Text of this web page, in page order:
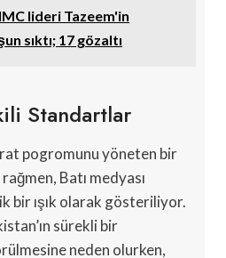
IMC lideri Tazeem'in
sıktı; 17 gözaltı
Standartlar
pogromunu yöneten bir
Batı medyası
bir ışık olarak gösteriliyor.
sürekli bir
neden olurken,